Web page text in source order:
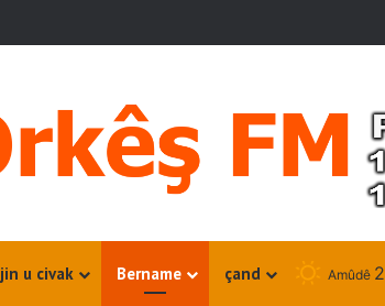
jin u civak Bername çand Amûdê